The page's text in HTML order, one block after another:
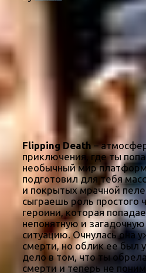
Flipping Death–
приключения, где ты
необычный мир
подготовил для тебя
и покрытых мрачной
сыграешь роль простого
героини, которая
непонятную и
ситуацию. Очнулась она
смерти, но облик ее был
дело в том, что ты
смерти и теперь не